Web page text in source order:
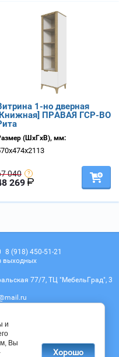
1-но дверная
ПРАВАЯ ГСР-ВО
(ШхГхВ), мм:
040
269
8 (918) 450-51-21
выходных
77/7, ТЦ "МебельГрад", 3
и
Вы
Хорошо